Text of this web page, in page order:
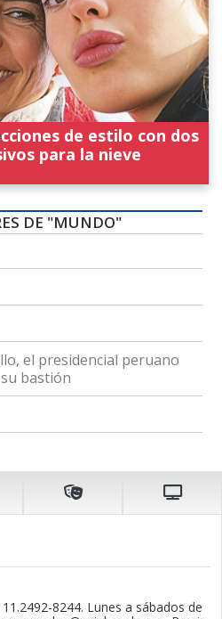
de estilo con dos
para la nieve
DE "MUNDO"
el presidencial peruano
bastión
8244. Lunes a sábados de